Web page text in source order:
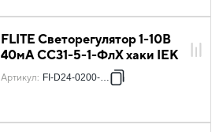
FLITE Светорегулятор 1-10В
40мА СС31-5-1-ФлХ хаки IEK
Артикул: FI-D24-0200-K59